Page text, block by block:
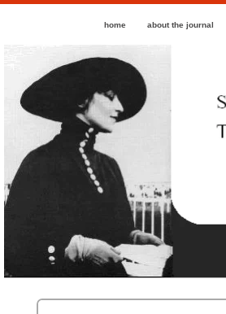
home about the journal